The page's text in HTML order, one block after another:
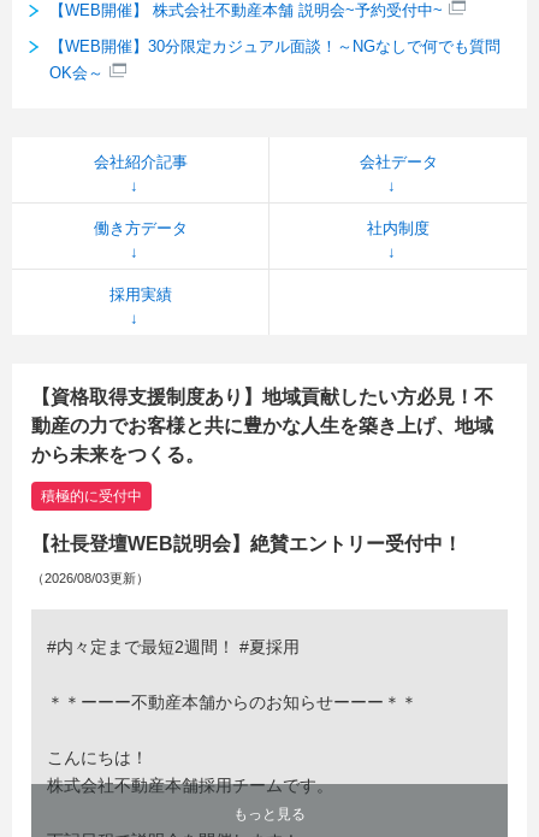
【WEB開催】 株式会社不動産本舗 説明会~予約受付中~
【WEB開催】30分限定カジュアル面談！～NGなしで何でも質問
OK会～
会社紹介記事 会社データ
働き方データ 社内制度
採用実績
【資格取得支援制度あり】地域貢献したい方必見！不
動産の力でお客様と共に豊かな人生を築き上げ、地域
から未来をつくる。
積極的に受付中
【社長登壇WEB説明会】絶賛エントリー受付中！
（2026/08/03更新）
#内々定まで最短2週間！ #夏採用
＊＊ーーー不動産本舗からのお知らせーーー＊＊
こんにちは！
株式会社不動産本舗採用チームです。
もっと見る